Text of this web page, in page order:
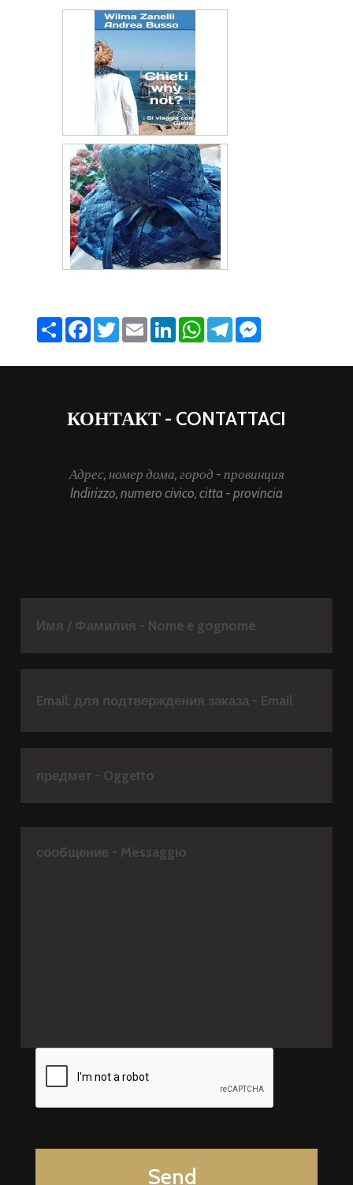
Share Facebook
TwitterEmail LinkedInWhatsApp
Telegram
КОНТАКТ - CONTATTACI
Адрес, номер дома, город - провинция
Indirizzo, numero civico, citta - provincia